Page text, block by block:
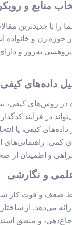
منابع و
با جدیدترین
حوزه زن و خانواده
به‌روز و دارای
داده‌های
در روش‌های کیفی،
در فرآیند
داده‌های کیفی، یا
کمی، راهنمایی‌های
و اطمینان
و نگارشی
ضعف و قوت کار
می‌دهد. از
و منطق